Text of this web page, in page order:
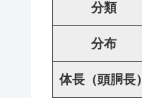
分類
分布
体長（頭胴長）